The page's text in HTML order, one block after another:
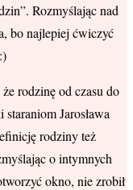
Rozmyślając nad
bo najlepiej ćwiczyć
rodzinę od czasu do
Jarosława
rodziny też
o intymnych
okno, nie zrobił